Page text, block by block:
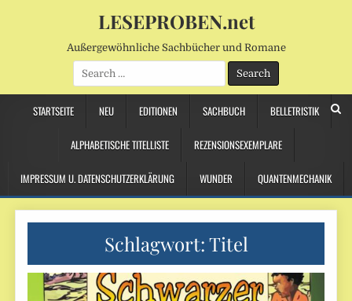
LESEPROBEN.net
Außergewöhnliche Sachbücher und Romane
Search
for:
STARTSEITE NEU EDITIONEN SACHBUCH BELLETRISTIK
ALPHABETISCHE TITELLISTE REZENSIONSEXEMPLARE
IMPRESSUM U. DATENSCHUTZERKLÄRUNG WUNDER QUANTENMECHANIK
Schlagwort:Titel